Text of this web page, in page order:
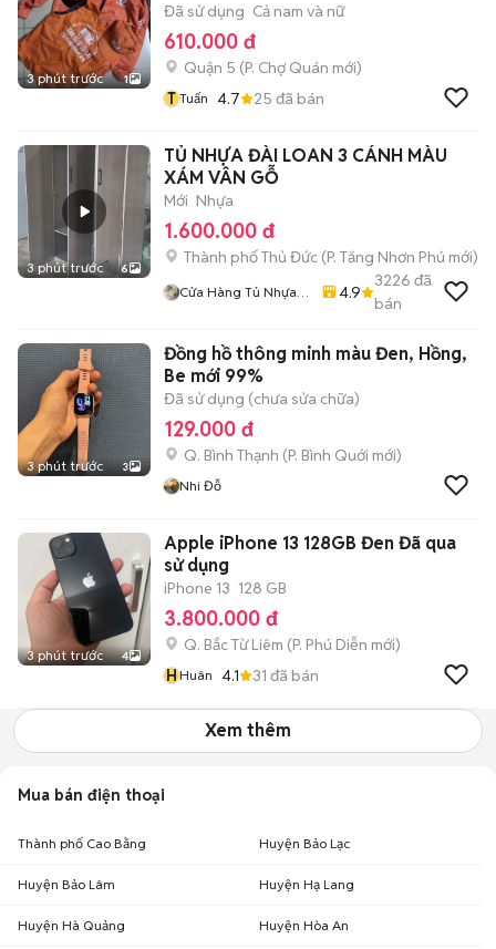
3 phút trước 1
Đã sử dụng Cả nam và nữ
610.000 đ
Quận 5 (P. Chợ Quán mới)
T Tuấn 4.7 25 đã bán
3 phút trước 6
TỦ NHỰA ĐÀI LOAN 3 CÁNH MÀU
XÁM VÂN GỖ
Mới Nhựa
1.600.000 đ
Thành phố Thủ Đức (P. Tăng Nhơn Phú mới)
Cửa Hàng Tủ Nhựa
4.9
3226 đã
bán
3 phút trước 3
Đồng hồ thông minh màu Đen, Hồng,
Be mới 99%
Đã sử dụng (chưa sửa chữa)
129.000 đ
Q. Bình Thạnh (P. Bình Quới mới)
Nhi Đỗ
3 phút trước 4
Apple iPhone 13 128GB Đen Đã qua
sử dụng
iPhone 13 128 GB
3.800.000 đ
Q. Bắc Từ Liêm (P. Phú Diễn mới)
HHuân 4.1 31 đã bán
Xem thêm
Mua bán điện thoại
Thành phố Cao Bằng Huyện Bảo Lạc
Huyện Bảo Lâm Huyện Hạ Lang
Huyện Hà Quảng Huyện Hòa An